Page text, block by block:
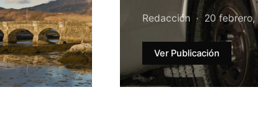
Redacción 20 febrero,
Ver Publicación